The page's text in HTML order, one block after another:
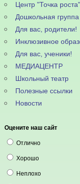
Центр "Точка роста"
Дошкольная группа
Для вас, родители!
Инклюзивное
Для вас, ученики!
МЕДИАЦЕНТР
Школьный театр
Полезные ссылки
Новости
Оцените наш сайт
Отлично
Хорошо
Неплохо